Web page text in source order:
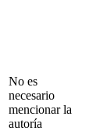
No es
necesario
mencionar la
autoría